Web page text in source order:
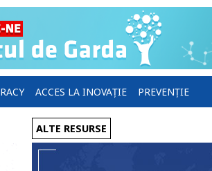
ACCES LA INOVAȚIE PREVENȚIE
ALTE RESURSE